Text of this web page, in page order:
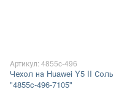
Артикул: 4855c-496
Чехол на Huawei Y5 II Соль
"4855c-496-7105"